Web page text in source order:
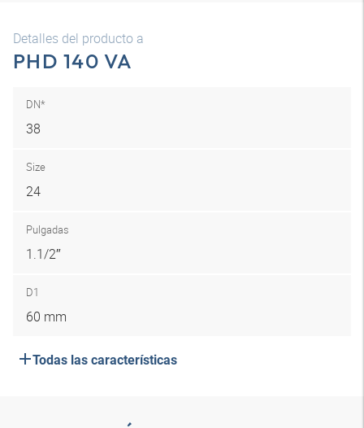
Detalles del producto a
PHD 140 VA
DN*
38
Size
24
Pulgadas
1.1/2″
D1
60 mm
Todas las características